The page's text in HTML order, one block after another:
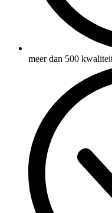
meer dan 500